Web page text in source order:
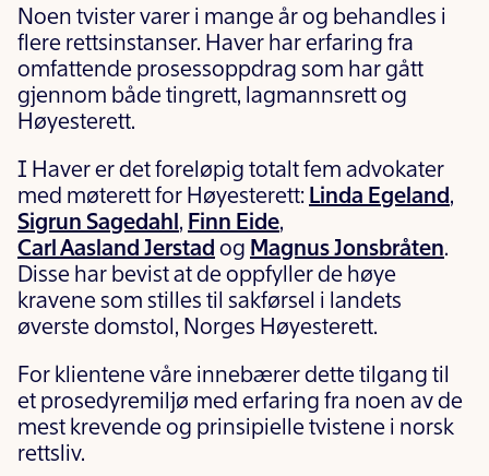
Noen tvister varer i mange år og behandles i
flere rettsinstanser. Haver har erfaring fra
omfattende prosessoppdrag som har gått
gjennom både tingrett, lagmannsrett og
Høyesterett.
I Haver er det foreløpig totalt fem advokater
med møterett for Høyesterett: Linda Egeland,
Sigrun Sagedahl, Finn Eide,
Carl Aasland Jerstad og Magnus Jonsbråten.
Disse har bevist at de oppfyller de høye
kravene som stilles til sakførsel i landets
øverste domstol, Norges Høyesterett.
For klientene våre innebærer dette tilgang til
et prosedyremiljø med erfaring fra noen av de
mest krevende og prinsipielle tvistene i norsk
rettsliv.